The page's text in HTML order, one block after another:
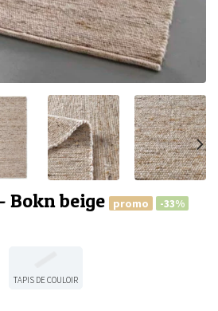
Bokn beige promo -33%
TAPIS DE COULOIR